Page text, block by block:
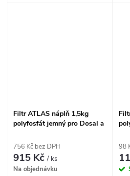
Filtr ATLAS náplň 1,5kg
polyfosfát jemný pro Dosal a
756 Kč bez DPH
915 Kč/ ks
Na objednávku
98